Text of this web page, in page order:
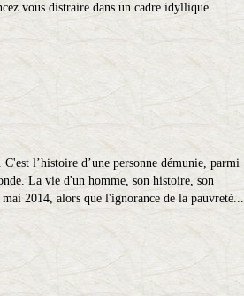
vous distraire dans un cadre idyllique...
l’histoire d’une personne démunie, parmi
La vie d'un homme, son histoire, son
2014, alors que l'ignorance de la pauvreté...